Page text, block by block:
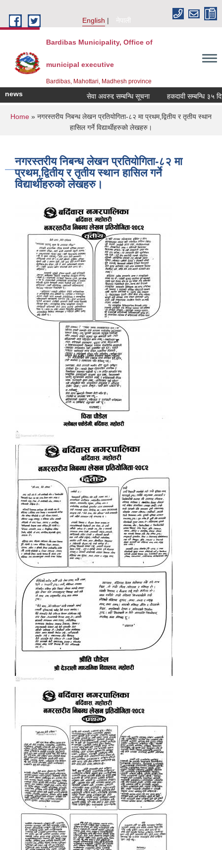
English
नेपाली
Bardibas Municipality, Office of
municipal executive
Bardibas, Mahottari, Madhesh province
news सेवा अवरुद्द सम्बन्धि सूचना हकदावी सम्बन्धि ३५ दिने
You are here
Home » नगरस्तरीय निबन्ध लेखन प्रतियोगिता-८२ मा प्रथम,द्वितीय र तृतीय स्थान
हासिल गर्ने विद्यार्थीहरुको लेखहरु।
नगरस्तरीय निबन्ध लेखन प्रतियोगिता-८२ मा
प्रथम,द्वितीय र तृतीय स्थान हासिल गर्ने
विद्यार्थीहरुको लेखहरु।